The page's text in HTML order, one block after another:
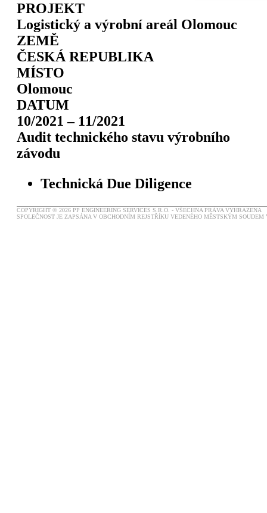
PROJEKT
Logistický a výrobní areál Olomouc
ZEMĚ
ČESKÁ REPUBLIKA
MÍSTO
Olomouc
DATUM
10/2021 – 11/2021
Audit technického stavu výrobního
závodu
Technická Due Diligence
COPYRIGHT © 2026 PP ENGINEERING SERVICES S.R.O. - VŠECHNA PRÁVA VYHRAZENA
SPOLEČNOST JE ZAPSÁNA V OBCHODNÍM REJSTŘÍKU VEDENÉHO MĚSTSKÝM